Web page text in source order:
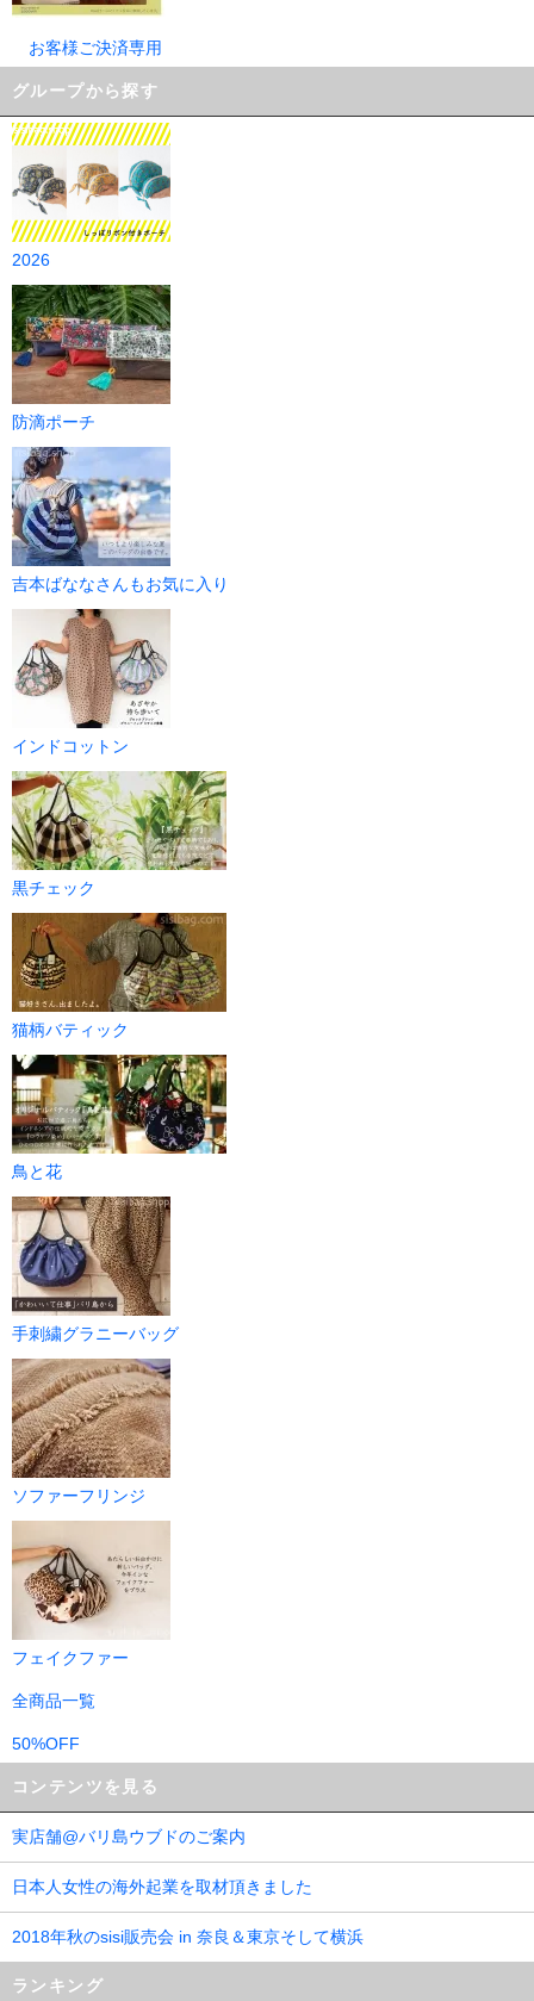
お客様ご決済専用
グループから探す
2026
防滴ポーチ
吉本ばななさんもお気に入り
インドコットン
黒チェック
猫柄バティック
鳥と花
手刺繍グラニーバッグ
ソファーフリンジ
フェイクファー
全商品一覧
50%OFF
コンテンツを見る
実店舗@バリ島ウブドのご案内
日本人女性の海外起業を取材頂きました
2018年秋のsisi販売会 in 奈良＆東京そして横浜
ランキング